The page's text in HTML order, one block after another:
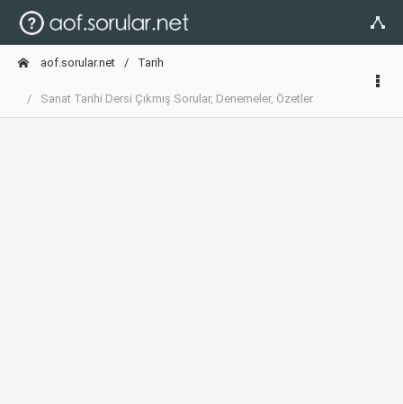
aof.sorular.net Tarih
Sanat Tarihi Dersi Çıkmış Sorular, Denemeler, Özetler